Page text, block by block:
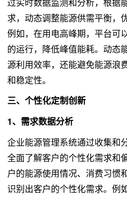
求，动态调整能源供需平衡，
例如，在用电高峰期，平台可
的运行，降低峰值能耗。动态
源利用效率，还能避免能源浪
和稳定性。
三、个性化定制创新
1、需求数据分析
企业能源管理系统通过收集和
全面了解客户的个性化需求和
户的能源使用情况、消费习惯
识别出客户的个性化需求。例